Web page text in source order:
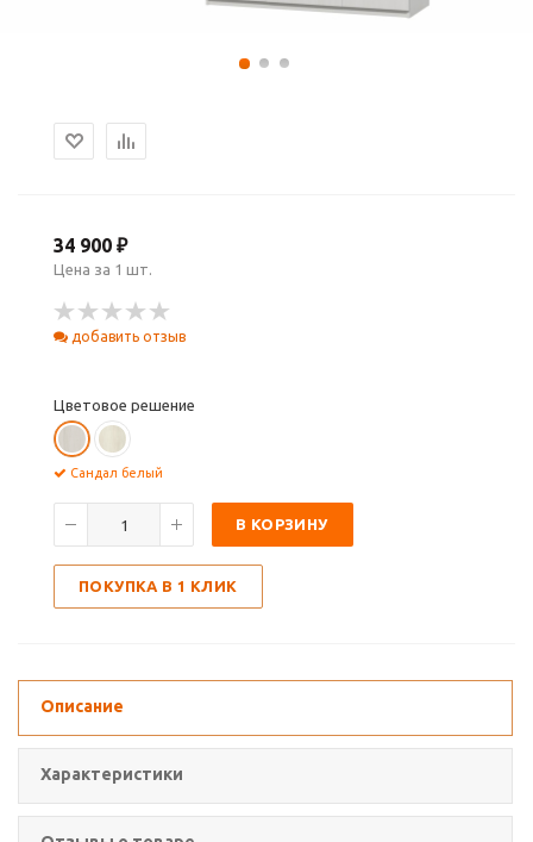
34 900 ₽
Цена за 1 шт.
добавить отзыв
Цветовое решение
Сандал белый
В КОРЗИНУ
ПОКУПКА В 1 КЛИК
Описание
Характеристики